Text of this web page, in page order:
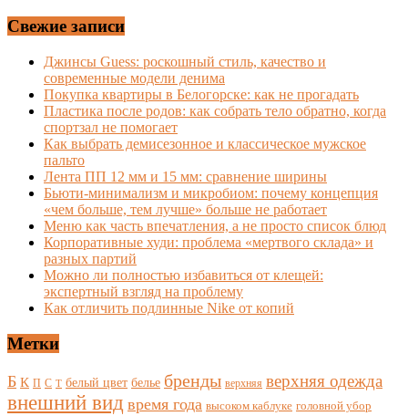
Свежие записи
Джинсы Guess: роскошный стиль, качество и
современные модели денима
Покупка квартиры в Белогорске: как не прогадать
Пластика после родов: как собрать тело обратно, когда
спортзал не помогает
Как выбрать демисезонное и классическое мужское
пальто
Лента ПП 12 мм и 15 мм: сравнение ширины
Бьюти-минимализм и микробиом: почему концепция
«чем больше, тем лучше» больше не работает
Меню как часть впечатления, а не просто список блюд
Корпоративные худи: проблема «мертвого склада» и
разных партий
Можно ли полностью избавиться от клещей:
экспертный взгляд на проблему
Как отличить подлинные Nike от копий
Метки
Б К П С Т белый цвет белье бренды верхняя верхняя одежда
внешний вид время года высоком каблуке головной убор